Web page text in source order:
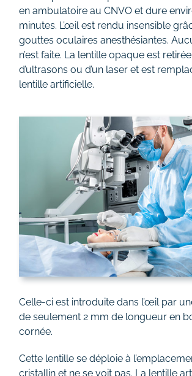
en ambulatoire au CNVO et dure
minutes. L’œil est rendu insensible
gouttes oculaires anesthésiantes.
n’est faite. La lentille opaque est retirée
d’ultrasons ou d’un laser et est
lentille artificielle.
Celle-ci est introduite dans l’œil par
de seulement 2 mm de longueur en
cornée.
Cette lentille se déploie à
cristallin et ne se voit pas. La lentille